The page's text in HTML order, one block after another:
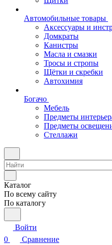
Автомобильные товары
Аксессуары и
Домкраты
Канистры
Масла и смазки
Тросы и стропы
Щётки и скребки
Автохимия
Богачо
Мебель
Предметы
Предметы
Стеллажи
Каталог
По всему сайту
По каталогу
Войти
0
Сравнение